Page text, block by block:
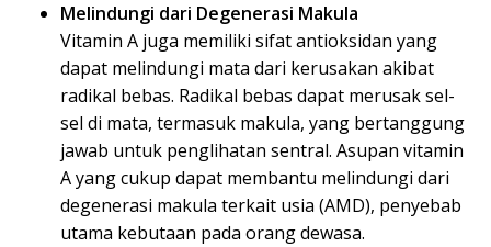
Melindungi dari Degenerasi Makula
Vitamin A juga memiliki sifat antioksidan yang
dapat melindungi mata dari kerusakan akibat
radikal bebas. Radikal bebas dapat merusak sel-
sel di mata, termasuk makula, yang bertanggung
jawab untuk penglihatan sentral. Asupan vitamin
A yang cukup dapat membantu melindungi dari
degenerasi makula terkait usia (AMD), penyebab
utama kebutaan pada orang dewasa.